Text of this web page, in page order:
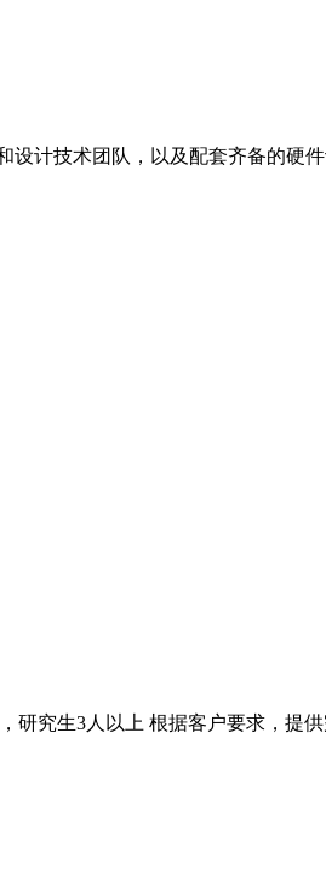
计技术团队，以及配套齐备的硬件
究生3人以上 根据客户要求，提